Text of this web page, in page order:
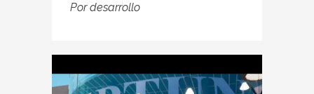
Por desarrollo